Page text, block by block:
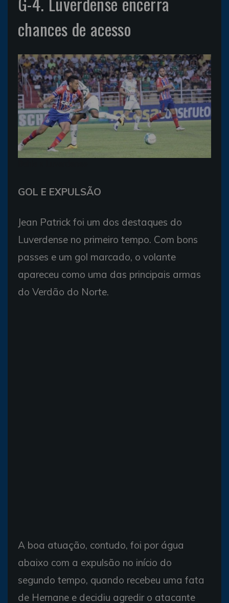
chances de acesso
GOL E EXPULSÃO
Jean Patrick foi um dos destaques do
Luverdense no primeiro tempo. Com bons
passes e um gol marcado, o volante
apareceu como uma das principais armas
do Verdão do Norte.
A boa atuação, contudo, foi por água
abaixo com a expulsão no início do
segundo tempo, quando recebeu uma fata
de Hernane e decidiu agredir o atacante